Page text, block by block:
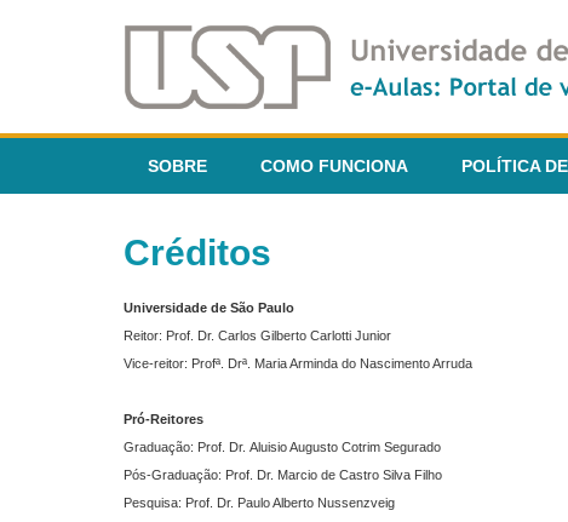
SOBRE COMO FUNCIONA POLÍTICA
Créditos
Universidade de São Paulo
Reitor: Prof. Dr. Carlos Gilberto Carlotti Junior
Vice-reitor: Profª. Drª. Maria Arminda do Nascimento Arruda
Pró-Reitores
Graduação: Prof. Dr. Aluisio Augusto Cotrim Segurado
Pós-Graduação: Prof. Dr. Marcio de Castro Silva Filho
Pesquisa: Prof. Dr. Paulo Alberto Nussenzveig